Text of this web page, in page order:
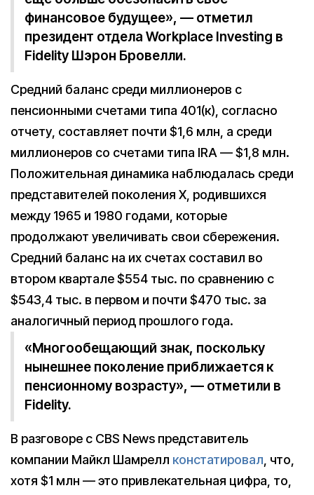
финансовое будущее», — отметил
президент отдела Workplace Investing в
Fidelity Шэрон Бровелли.
Средний баланс среди миллионеров с
пенсионными счетами типа 401(к), согласно
отчету, составляет почти $1,6 млн, а среди
миллионеров со счетами типа IRA — $1,8 млн.
Положительная динамика наблюдалась среди
представителей поколения X, родившихся
между 1965 и 1980 годами, которые
продолжают увеличивать свои сбережения.
Средний баланс на их счетах составил во
втором квартале $554 тыс. по сравнению с
$543,4 тыс. в первом и почти $470 тыс. за
аналогичный период прошлого года.
«Многообещающий знак, поскольку
нынешнее поколение приближается к
пенсионному возрасту», — отметили в
Fidelity.
В разговоре с CBS News представитель
компании Майкл Шамрелл констатировал, что,
хотя $1 млн — это привлекательная цифра, то,